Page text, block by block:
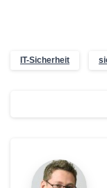
IT-Sicherheit